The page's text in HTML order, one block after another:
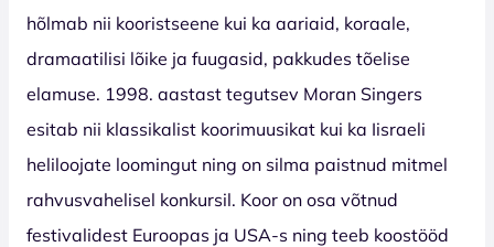
hõlmab nii kooristseene kui ka aariaid, koraale,
dramaatilisi lõike ja fuugasid, pakkudes tõelise
elamuse. 1998. aastast tegutsev Moran Singers
esitab nii klassikalist koorimuusikat kui ka Iisraeli
heliloojate loomingut ning on silma paistnud mitmel
rahvusvahelisel konkursil. Koor on osa võtnud
festivalidest Euroopas ja USA-s ning teeb koostööd